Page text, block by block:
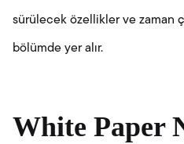
sürülecek özellikler ve zaman
bölümde yer alır.
White Paper